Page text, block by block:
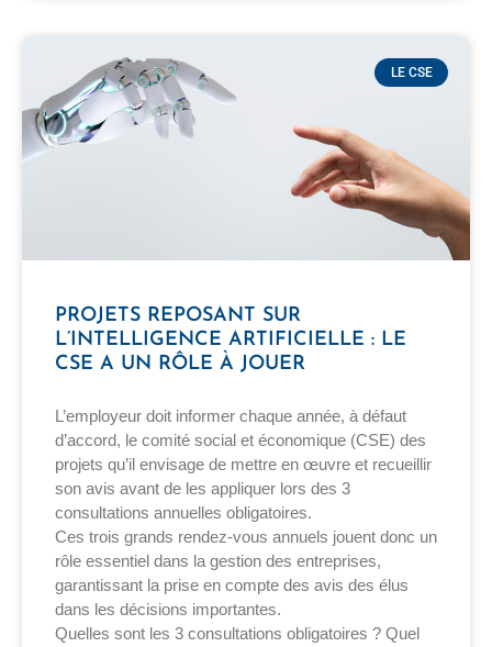
LE CSE
PROJETS REPOSANT SUR
L’INTELLIGENCE ARTIFICIELLE : LE
CSE A UN RÔLE À JOUER
L’employeur doit informer chaque année, à défaut
d’accord, le comité social et économique (CSE) des
projets qu’il envisage de mettre en œuvre et recueillir
son avis avant de les appliquer lors des 3
consultations annuelles obligatoires.
Ces trois grands rendez-vous annuels jouent donc un
rôle essentiel dans la gestion des entreprises,
garantissant la prise en compte des avis des élus
dans les décisions importantes.
Quelles sont les 3 consultations obligatoires ? Quel